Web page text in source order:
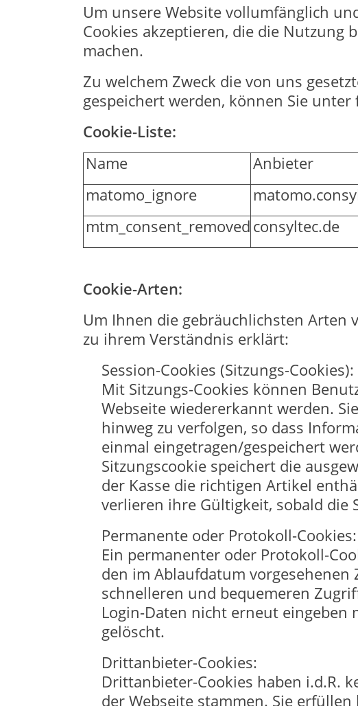
Um unsere Website vollumfänglich
Cookies akzeptieren, die die
machen.
Zu welchem Zweck die von uns
gespeichert werden, können Sie
Cookie-Liste:
Name
Anbieter
matomo_ignore
mtm_consent_removed consyltec.de
Cookie-Arten:
Um Ihnen die gebräuchlichsten Arten
zu ihrem Verständnis erklärt:
Session-Cookies (Sitzungs-Cookies):
Mit Sitzungs-Cookies können
Webseite wiedererkannt werden.
hinweg zu verfolgen, so dass
einmal eingetragen/gespeichert
Sitzungscookie speichert die
der Kasse die richtigen Artikel
verlieren ihre Gültigkeit, sobald die
Permanente oder Protokoll-Cookies:
Ein permanenter oder Protokoll-
den im Ablaufdatum
schnelleren und bequemeren
Login-Daten nicht erneut eingeben
gelöscht.
Drittanbieter-Cookies:
Drittanbieter-Cookies haben i.d.R.
der Webseite stammen. Sie